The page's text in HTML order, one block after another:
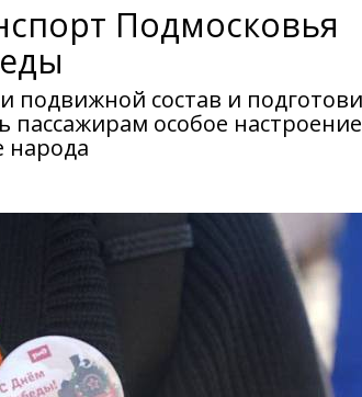
Подмосковья
подвижной состав и
особое
народа